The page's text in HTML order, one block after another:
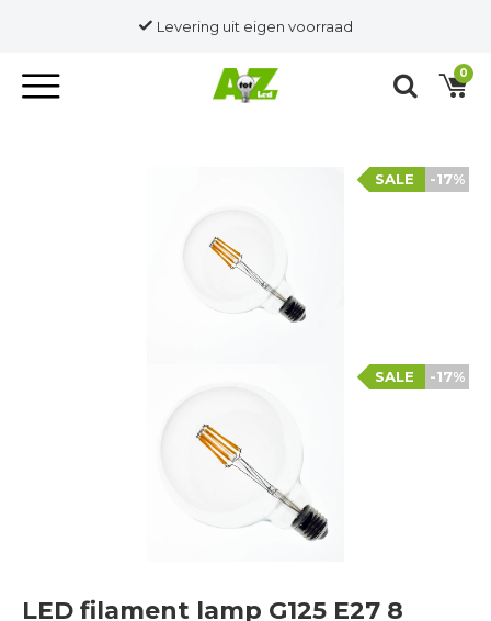
Levering uit eigen voorraad
0
-17%
SALE
-17%
SALE
LED filament lamp G125 E27 8